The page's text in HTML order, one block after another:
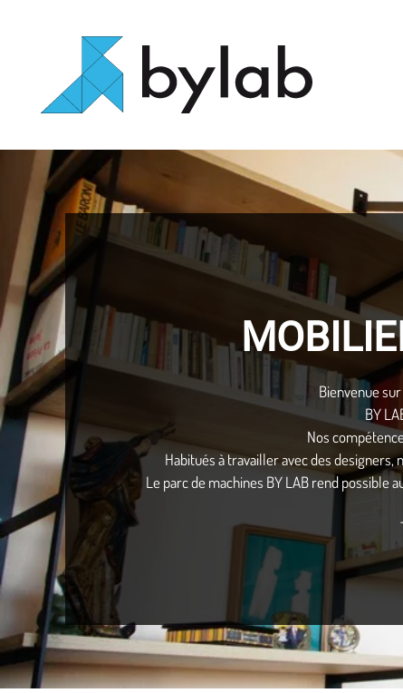
Bienvenue
BY
Nos
Habitués à travailler avec des designers,
Le parc de machines BY LAB rend possible